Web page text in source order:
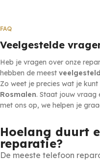
FAQ
Veelgestelde
Heb je vragen over onze
hebben de meest
Zo weet je precies wat je
Rosmalen. Staat jouw vraag
met ons op, we helpen je
Hoelang duurt
reparatie?
De meeste telefoon